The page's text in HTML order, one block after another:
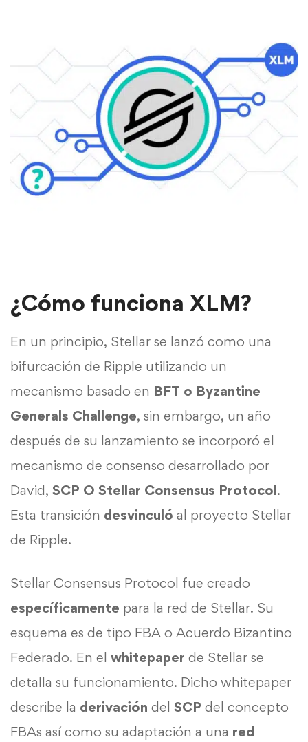
¿Cómo funciona XLM?
En un principio, Stellar se lanzó como una
bifurcación de Ripple utilizando un
mecanismo basado en BFT o Byzantine
Generals Challenge, sin embargo, un año
después de su lanzamiento se incorporó el
mecanismo de consenso desarrollado por
David, SCP O Stellar Consensus Protocol.
Esta transición desvinculó al proyecto Stellar
de Ripple.
Stellar Consensus Protocol fue creado
específicamente para la red de Stellar. Su
esquema es de tipo FBA o Acuerdo Bizantino
Federado. En el whitepaper de Stellar se
detalla su funcionamiento. Dicho whitepaper
describe la derivación del SCP del concepto
FBAs así como su adaptación a una red